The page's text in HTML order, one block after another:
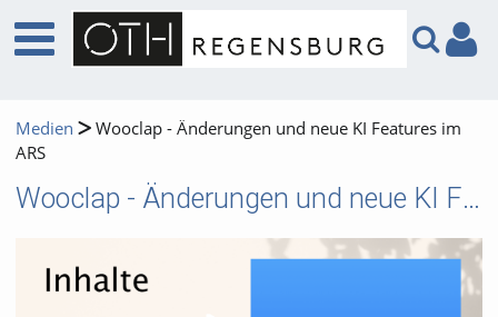
Medien
Wooclap - Änderungen und neue KI Features im
ARS
Wooclap - Änderungen und neue KI Features im ARS